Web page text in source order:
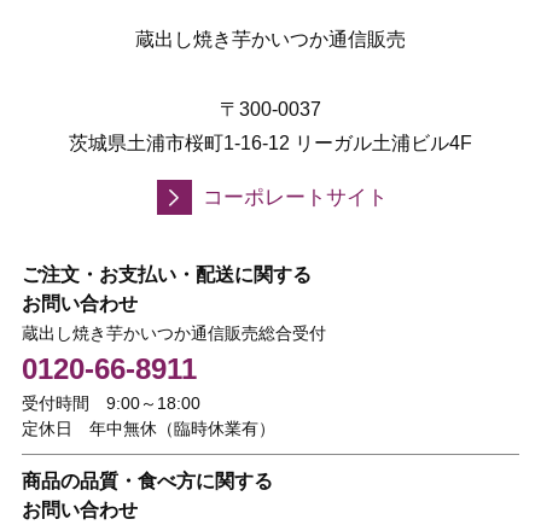
蔵出し焼き芋かいつか通信販売
〒300-0037
茨城県土浦市桜町1-16-12 リーガル土浦ビル4F
コーポレートサイト
ご注文・お支払い・配送に関する
お問い合わせ
蔵出し焼き芋かいつか通信販売総合受付
0120-66-8911
受付時間 9:00～18:00
定休日 年中無休（臨時休業有）
商品の品質・食べ方に関する
お問い合わせ